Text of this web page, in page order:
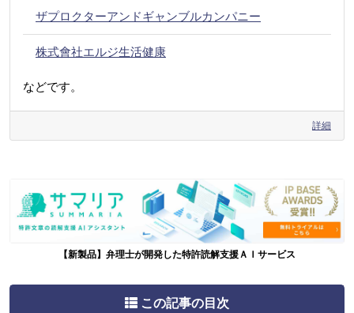
ザプロクターアンドギャンブルカンパニー
株式會社エルジ生活健康
などです。
詳細
【新製品】弁理士が開発した特許読解支援ＡＩサービス
この記事の目次